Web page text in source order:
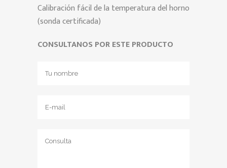
Calibración fácil de la temperatura del horno
(sonda certificada)
CONSULTANOS POR ESTE PRODUCTO